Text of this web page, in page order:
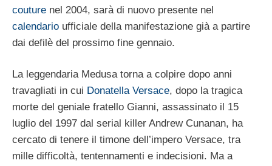
couture nel 2004, sarà di nuovo presente nel
calendario ufficiale della manifestazione già a partire
dai defilè del prossimo fine gennaio.
La leggendaria Medusa torna a colpire dopo anni
travagliati in cui Donatella Versace, dopo la tragica
morte del geniale fratello Gianni, assassinato il 15
luglio del 1997 dal serial killer Andrew Cunanan, ha
cercato di tenere il timone dell’impero Versace, tra
mille difficoltà, tentennamenti e indecisioni. Ma a